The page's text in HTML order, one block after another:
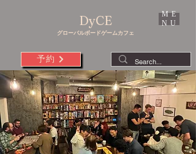
DyCE
グローバルボードゲームカフェ
予約
ME
NU